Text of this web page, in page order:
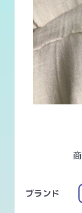
ブランド